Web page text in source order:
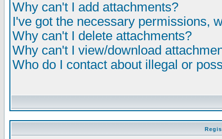
Why can't I add attachments?
I've got the necessary permissions,
Why can't I delete attachments?
Why can't I view/download
Who do I contact about illegal or